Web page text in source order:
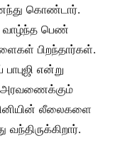
கொண்டார்.
வாழ்ந்த பெண்
பிறந்தார்கள்.
என்று
அரவணைக்கும்
லீலைகளை